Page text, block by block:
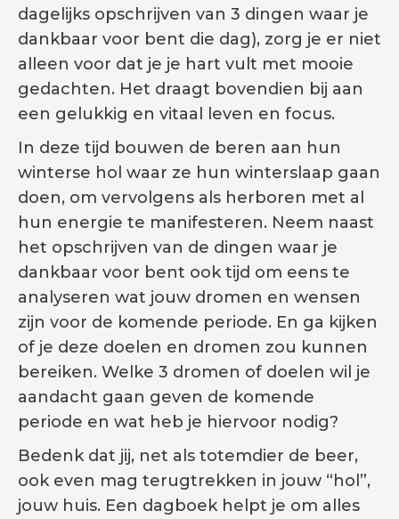
dagelijks opschrijven van 3 dingen waar je
dankbaar voor bent die dag), zorg je er niet
alleen voor dat je je hart vult met mooie
gedachten. Het draagt bovendien bij aan
een gelukkig en vitaal leven en focus.
In deze tijd bouwen de beren aan hun
winterse hol waar ze hun winterslaap gaan
doen, om vervolgens als herboren met al
hun energie te manifesteren. Neem naast
het opschrijven van de dingen waar je
dankbaar voor bent ook tijd om eens te
analyseren wat jouw dromen en wensen
zijn voor de komende periode. En ga kijken
of je deze doelen en dromen zou kunnen
bereiken. Welke 3 dromen of doelen wil je
aandacht gaan geven de komende
periode en wat heb je hiervoor nodig?
Bedenk dat jij, net als totemdier de beer,
ook even mag terugtrekken in jouw “hol”,
jouw huis. Een dagboek helpt je om alles